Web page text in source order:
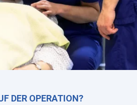
DER OPERATION?